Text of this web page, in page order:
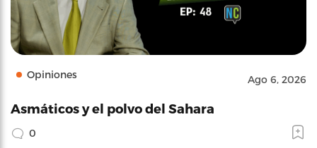
Opiniones Ago 6, 2026
Asmáticos y el polvo del Sahara
0